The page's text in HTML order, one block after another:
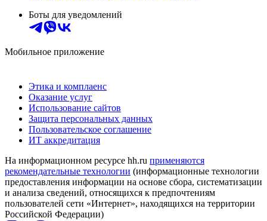
Боты для уведомлений
Мобильное приложение
Этика и комплаенс
Оказание услуг
Использование сайтов
Защита персональных данных
Пользовательское соглашение
ИТ аккредитация
На информационном ресурсе hh.ru применяются
рекомендательные технологии (информационные технологии
предоставления информации на основе сбора, систематизации
и анализа сведений, относящихся к предпочтениям
пользователей сети «Интернет», находящихся на территории
Российской Федерации)